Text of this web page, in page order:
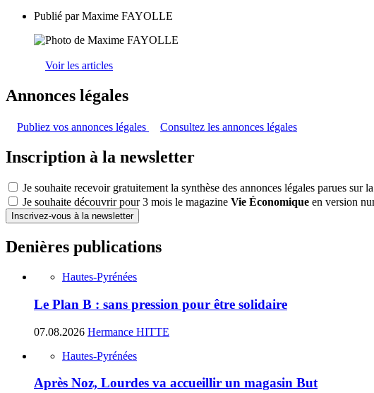
Publié parMaxime FAYOLLE
Voir les articles
Annonces légales
Publiez vos annonces légales Consultez les annonces légales
Inscription à la newsletter
Je souhaite recevoir gratuitement la synthèse des annonces légales parues sur la
Je souhaite découvrir pour 3 mois le magazine Vie Économique en version
Inscrivez-vous à la newsletter
Denières publications
Hautes-Pyrénées
Le Plan B : sans pression pour être solidaire
07.08.2026 Hermance HITTE
Hautes-Pyrénées
Après Noz, Lourdes va accueillir un magasin But